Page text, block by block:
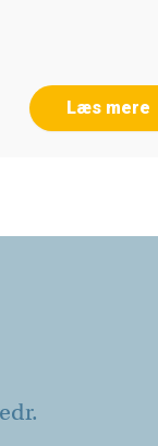
Læs mere